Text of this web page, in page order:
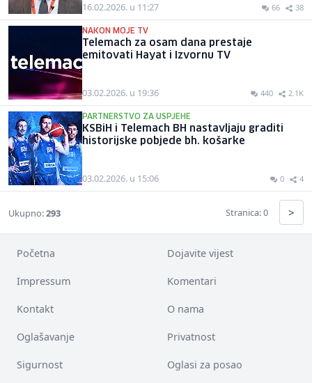
16.02.2026. u 11:27 66 38
NAKON MOJE TV
Telemach za osam dana prestaje
emitovati Hayat i Izvornu TV
03.02.2026. u 19:36 440 2.1K
PARTNERSTVO ZA USPJEHE
KSBiH i Telemach BH nastavljaju graditi
historijske pobjede bh. košarke
03.02.2026. u 15:06 0 4
Ukupno:293 Stranica: 0 >
Početna Dojavite vijest
Impressum Komentari
Kontakt O nama
Oglašavanje Privatnost
Sigurnost Oglasi za posao